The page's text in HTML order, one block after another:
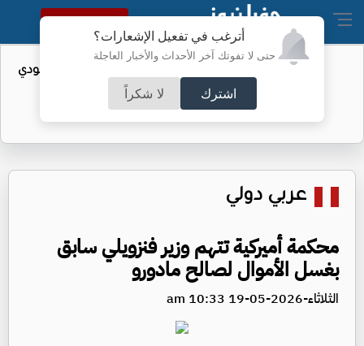
أترغب في تفعيل الإشعارات؟
حتى لا تفوتك آخر الأحداث والأخبار العاجلة
اشترك لا شكراً
النسخة الكاملة
واردات الولايات المتحدة من النفط السعودي
تهبط إلى الصفر
عربي دولي
محكمة أميركية تتهم وزير فنزويلي سابق
بغسل الأموال لصالح مادورو
الثلاثاء-2026-05-19 10:33 am